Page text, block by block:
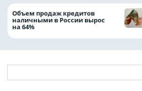
Объем продаж кредитов
наличными в России вырос
на 64%